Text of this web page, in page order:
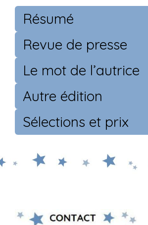
Résumé
Revue de presse
Le mot de l’autrice
Autre édition
Sélections et prix